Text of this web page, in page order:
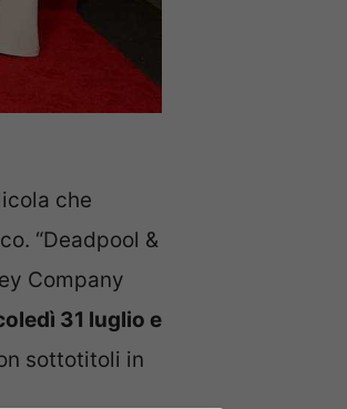
che
“Deadpool &
Company
31 luglio e
sottotitoli in